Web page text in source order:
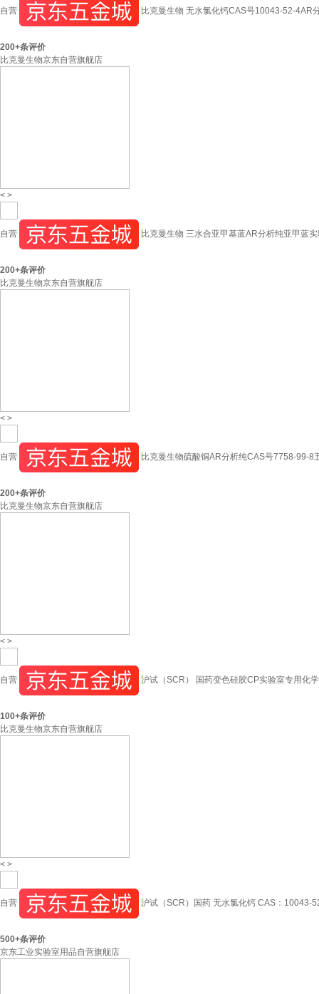
自营 比克曼生物 无水氯化钙CAS号10043-52-4AR
200+条评价
比克曼生物京东自营旗舰店
< >
自营 比克曼生物 三水合亚甲基蓝AR分析纯亚甲蓝
200+条评价
比克曼生物京东自营旗舰店
< >
自营 比克曼生物硫酸铜AR分析纯CAS号7758-99-
200+条评价
比克曼生物京东自营旗舰店
< >
自营 沪试（SCR） 国药变色硅胶CP实验室专用化
100+条评价
比克曼生物京东自营旗舰店
< >
自营 沪试（SCR）国药 无水氯化钙 CAS：10043-
500+条评价
京东工业实验室用品自营旗舰店